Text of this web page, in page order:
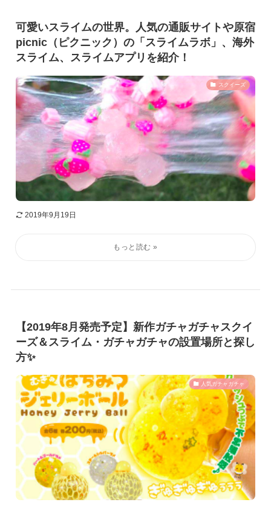
可愛いスライムの世界。人気の通販サイトや原宿
picnic（ピクニック）の「スライムラボ」、海外
スライム、スライムアプリを紹介！
スクイーズ
2019年9月19日
【2019年8月発売予定】新作ガチャガチャスクイ
ーズ＆スライム・ガチャガチャの設置場所と探し
方✨
人気ガチャガチャ